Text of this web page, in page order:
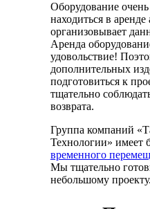
Оборудование очень
находиться в
организовывает
Аренда
удовольствие!
дополнительных
подготовиться к
тщательно
возврата.
Группа компаний
Технологии» имеет
временного
Мы тщательно
небольшому проекту.